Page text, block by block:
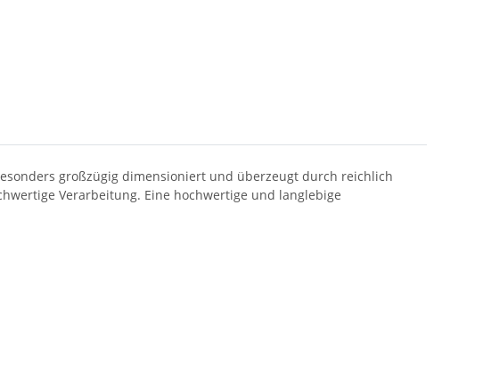
großzügig dimensioniert und überzeugt durch reichlich
Verarbeitung. Eine hochwertige und langlebige